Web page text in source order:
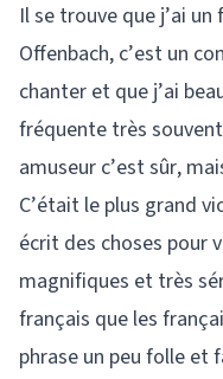
Il se trouve que j’ai
Offenbach, c’est un
chanter et que j’ai
fréquente très
amuseur c’est sûr,
C’était le plus grand
écrit des choses pour
magnifiques et très
français que les
phrase un peu folle et